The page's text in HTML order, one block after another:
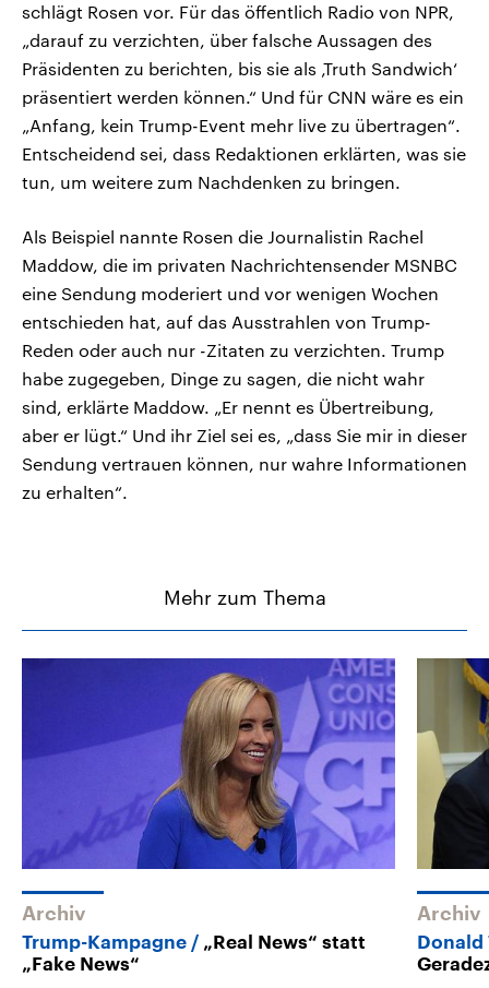
schlägt Rosen vor. Für das öffentlich Radio von NPR,
„darauf zu verzichten, über falsche Aussagen des
Präsidenten zu berichten, bis sie als ‚Truth Sandwich‘
präsentiert werden können.“ Und für CNN wäre es ein
„Anfang, kein Trump-Event mehr live zu übertragen“.
Entscheidend sei, dass Redaktionen erklärten, was sie
tun, um weitere zum Nachdenken zu bringen.
Als Beispiel nannte Rosen die Journalistin Rachel
Maddow, die im privaten Nachrichtensender MSNBC
eine Sendung moderiert und vor wenigen Wochen
entschieden hat, auf das Ausstrahlen von Trump-
Reden oder auch nur -Zitaten zu verzichten. Trump
habe zugegeben, Dinge zu sagen, die nicht wahr
sind, erklärte Maddow. „Er nennt es Übertreibung,
aber er lügt.“ Und ihr Ziel sei es, „dass Sie mir in dieser
Sendung vertrauen können, nur wahre Informationen
zu erhalten“.
Mehr zum Thema
Archiv
Trump-Kampagne
„Real News“ statt
„Fake News“
Archiv